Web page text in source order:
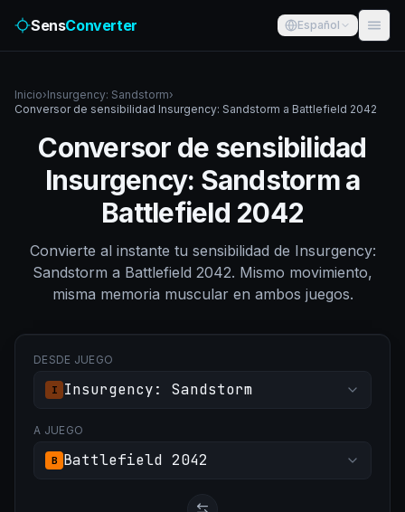
SensConverter Español
Inicio›Insurgency: Sandstorm›
Conversor de sensibilidad Insurgency: Sandstorm a Battlefield 2042
Conversor de sensibilidad
Insurgency: Sandstorm a
Battlefield 2042
Convierte al instante tu sensibilidad de Insurgency:
Sandstorm a Battlefield 2042. Mismo movimiento,
misma memoria muscular en ambos juegos.
DESDE JUEGO
I Insurgency: Sandstorm
A JUEGO
B Battlefield 2042